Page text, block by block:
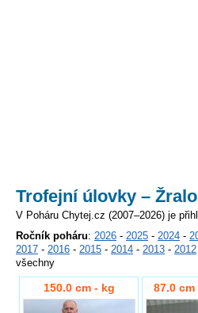
Trofejní úlovky –
V Poháru Chytej.cz (2007–2026) je
Ročník poháru: 2026 - 2025 - 2024 -
2017 - 2016 - 2015 - 2014 - 2013 - 2012
všechny
150.0 cm - kg 87.0 cm